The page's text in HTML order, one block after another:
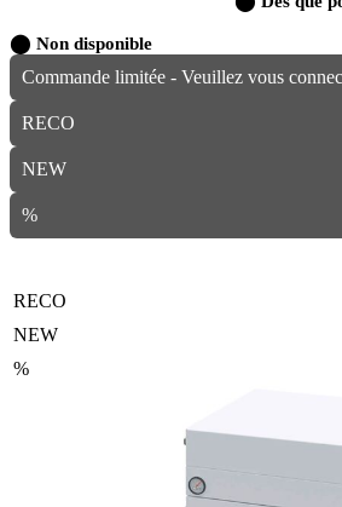
⬤ Non disponible
Commande limitée - Veuillez vous
RECO
NEW
%
RECO
NEW
%